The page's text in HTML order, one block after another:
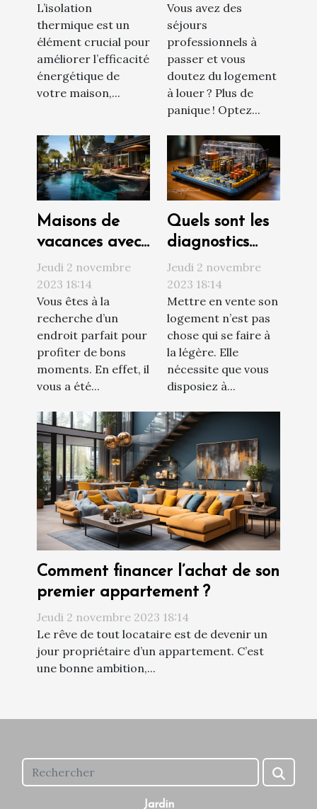
l’intérieur pour
votre maison ?
L’isolation
thermique est un
élément crucial pour
améliorer l’efficacité
énergétique de
votre maison,...
Vous avez des
séjours
professionnels à
passer et vous
doutez du logement
à louer ? Plus de
panique ! Optez...
Maisons de
vacances avec
piscine : où
trouvée ?
Jeudi 2 novembre
2023 18:14
Vous êtes à la
recherche d’un
endroit parfait pour
profiter de bons
moments. En effet, il
vous a été...
Quels sont les
diagnostics
techniques à
réaliser avant
de vendre son
appartement ?
Jeudi 2 novembre
2023 18:14
Mettre en vente son
logement n’est pas
chose qui se faire à
la légère. Elle
nécessite que vous
disposiez à...
Comment financer l’achat de son
premier appartement ?
Jeudi 2 novembre 2023 18:14
Le rêve de tout locataire est de devenir un
jour propriétaire d’un appartement. C’est
une bonne ambition,...
Jardin